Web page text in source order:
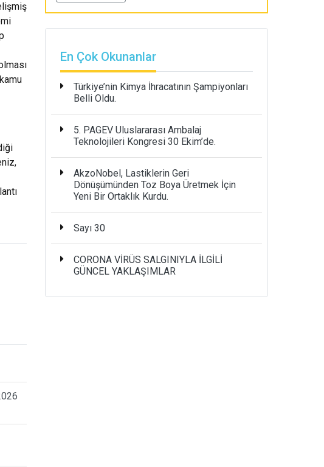
En Çok Okunanlar
Türkiye’nin Kimya İhracatının Şampiyonları
Belli Oldu.
5. PAGEV Uluslararası Ambalaj
Teknolojileri Kongresi 30 Ekim’de.
AkzoNobel, Lastiklerin Geri
Dönüşümünden Toz Boya Üretmek İçin
Yeni Bir Ortaklık Kurdu.
Sayı 30
CORONA VİRÜS SALGINIYLA İLGİLİ
GÜNCEL YAKLAŞIMLAR